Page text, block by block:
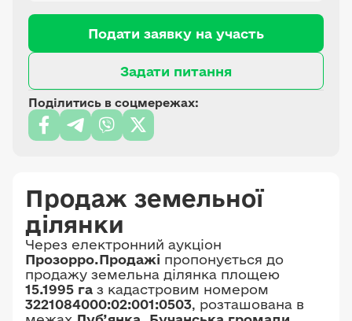
3221084000:02:001:0364
площею 0,3003 га;
3221084000:02:001:0365
площею 0,3003 га;
3221084000:02:001:0366
площею 0,3003 га;
3221084000:02:001:0367
площею 0,3003 га;
3221084000:02:001:0369
площею 0,3003 га;
3221084000:02:001:0370
площею 0,3003 га;
3221084000:02:001:0371
Подати заявку на участь
Задати питання
Поділитись в соцмережах:
Продаж земельної
ділянки
Через електронний аукціон
Прозорро.Продажі пропонується до
продажу земельна ділянка площею
15.1995 га з кадастровим номером
3221084000:02:001:0503, розташована в